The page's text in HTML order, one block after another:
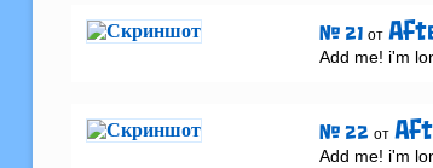
# 21 от
Add me! i'm
# 22 от
Add me! i'm